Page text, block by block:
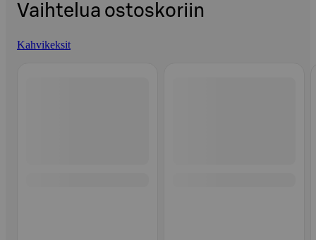
Vaihtelua ostoskoriin
Kahvikeksit